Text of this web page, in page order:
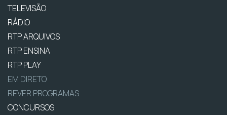
TELEVISÃO
RÁDIO
RTP ARQUIVOS
RTP ENSINA
RTP PLAY
EM DIRETO
REVER PROGRAMAS
CONCURSOS